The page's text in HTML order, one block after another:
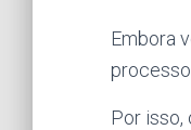
Embora
Por isso,